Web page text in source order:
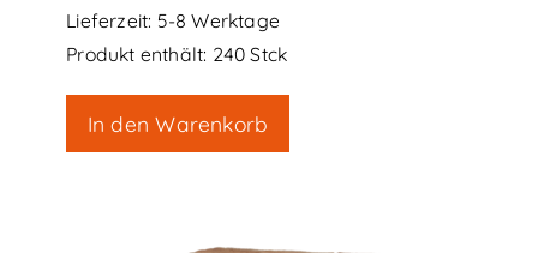
Lieferzeit: 5-8 Werktage
Produkt enthält: 240Stck
In den Warenkorb